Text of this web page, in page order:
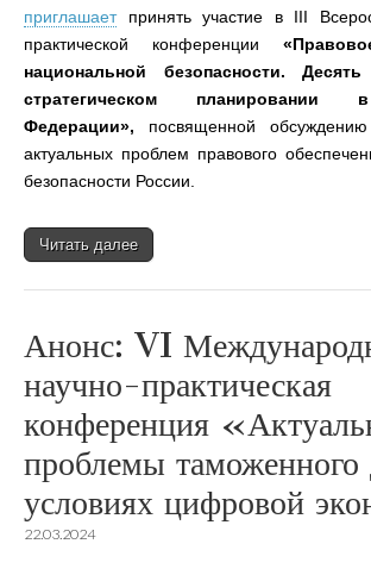
приглашаетпринять участие в III
практической конференции
национальной безопасности.
стратегическом планировании
Федерации», посвященной обсуждению
актуальных проблем правового
безопасности России.
Читать далее
Анонс: VI
научно-практическая
конференция
проблемы таможенного
условиях цифровой
22.03.2024